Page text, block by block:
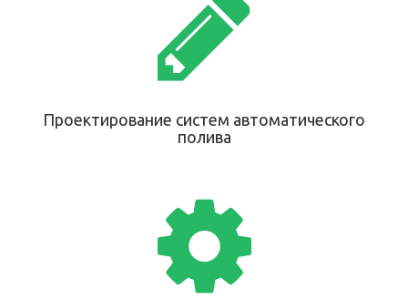
Проектирование систем автоматического
полива